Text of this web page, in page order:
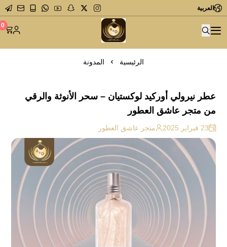
العربية
متجر عاشق العطور 0
الرئيسية المدونة
عطر نيرولي أوركيد لوكستيان – سحر الأنوثة والرقي
من متجر عاشق العطور
23 فبراير 2025 متجر عاشق العطور